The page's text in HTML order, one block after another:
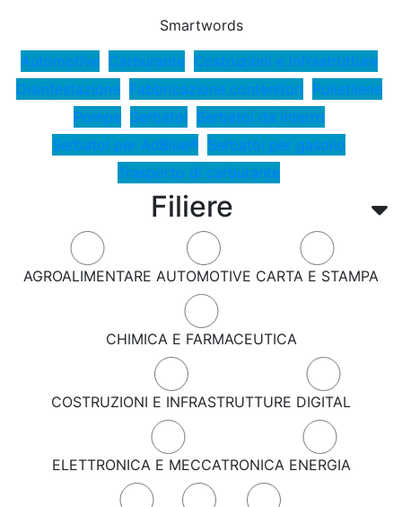
Filiere
AGROALIMENTARE AUTOMOTIVE CARTA E STAMPA
CHIMICA E FARMACEUTICA
COSTRUZIONI E INFRASTRUTTURE DIGITAL
ELETTRONICA E MECCATRONICA ENERGIA
Smartwords
Automotive Carburante Costruzioni e infrastrutture
Disinfestazione Fabbricazione contenitori Polietilene
Pompe Serbatoi Serbatoi da interro
Serbatoi per AdBlue® Serbatoi per gasolio
Trasporto di carburante